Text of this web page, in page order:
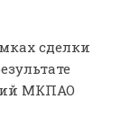
сделки
МКПАО